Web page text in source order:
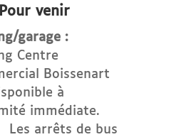
venir
garage :
Centre
Boissenart
à
immédiate.
Les arrêts de bus